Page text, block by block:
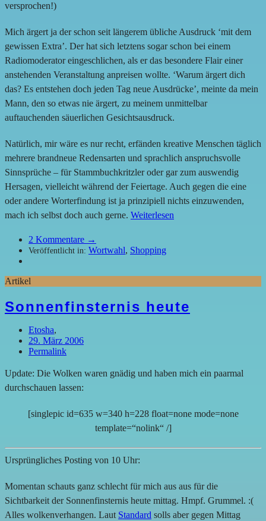
versprochen!)
Mich ärgert ja der schon seit längerem übliche Ausdruck ‘mit dem
gewissen Extra’. Der hat sich letztens sogar schon bei einem
Radiomoderator eingeschlichen, als er das besondere Flair einer
anstehenden Veranstaltung anpreisen wollte. ‘Warum ärgert dich
das? Es entstehen doch jeden Tag neue Ausdrücke’, meinte da mein
Mann, den so etwas nie ärgert, zu meinem unmittelbar
auftauchenden säuerlichen Gesichtsausdruck.
Natürlich, mir wäre es nur recht, erfänden kreative Menschen täglich
mehrere brandneue Redensarten und sprachlich anspruchsvolle
Sinnsprüche – für Stammbuchkritzler oder gar zum auswendig
Hersagen, vielleicht während der Feiertage. Auch gegen die eine
oder andere Worterfindung ist ja prinzipiell nichts einzuwenden,
mach ich selbst doch auch gerne. Weiterlesen
2 Kommentare →
Veröffentlicht in: Wortwahl, Shopping
Artikel
Sonnenfinsternis heute
Etosha,
29. März 2006
Permalink
Update: Die Wolken waren gnädig und haben mich ein paarmal
durchschauen lassen:
[singlepic id=635 w=340 h=228 float=none mode=none
template=“nolink“ /]
Ursprüngliches Posting von 10 Uhr:
Momentan schauts ganz schlecht für mich aus aus für die
Sichtbarkeit der Sonnenfinsternis heute mittag. Hmpf. Grummel. :(
Alles wolkenverhangen. Laut Standard solls aber gegen Mittag